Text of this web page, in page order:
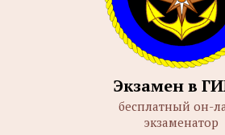
Экзамен в
бесплатный он-
экзаменатор